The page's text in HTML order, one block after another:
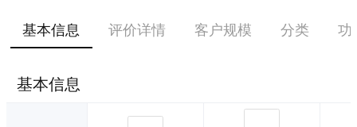
基本信息 评价详情 客户规模 分类 功
基本信息